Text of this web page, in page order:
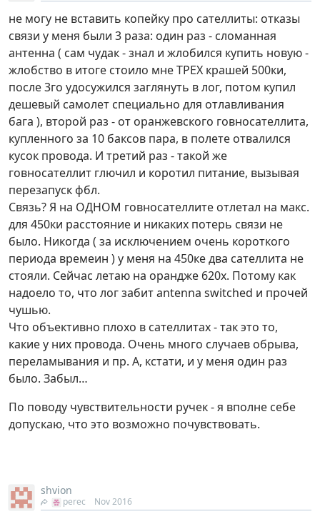
не могу не вставить копейку про сателлиты: отказы
связи у меня были 3 раза: один раз - сломанная
антенна ( сам чудак - знал и жлобился купить новую -
жлобство в итоге стоило мне ТРЕХ крашей 500ки,
после 3го удосужился заглянуть в лог, потом купил
дешевый самолет специально для отлавливания
бага ), второй раз - от оранжевского говносателлита,
купленного за 10 баксов пара, в полете отвалился
кусок провода. И третий раз - такой же
говносателлит глючил и коротил питание, вызывая
перезапуск фбл.
Связь? Я на ОДНОМ говносателлите отлетал на макс.
для 450ки расстояние и никаких потерь связи не
было. Никогда ( за исключением очень короткого
периода времеин ) у меня на 450ке два сателлита не
стояли. Сейчас летаю на орандже 620х. Потому как
надоело то, что лог забит antenna switched и прочей
чушью.
Что объективно плохо в сателлитах - так это то,
какие у них провода. Очень много случаев обрыва,
переламывания и пр. А, кстати, и у меня один раз
было. Забыл…
По поводу чувствительности ручек - я вполне себе
допускаю, что это возможно почувствовать.
shvion
perec Nov 2016